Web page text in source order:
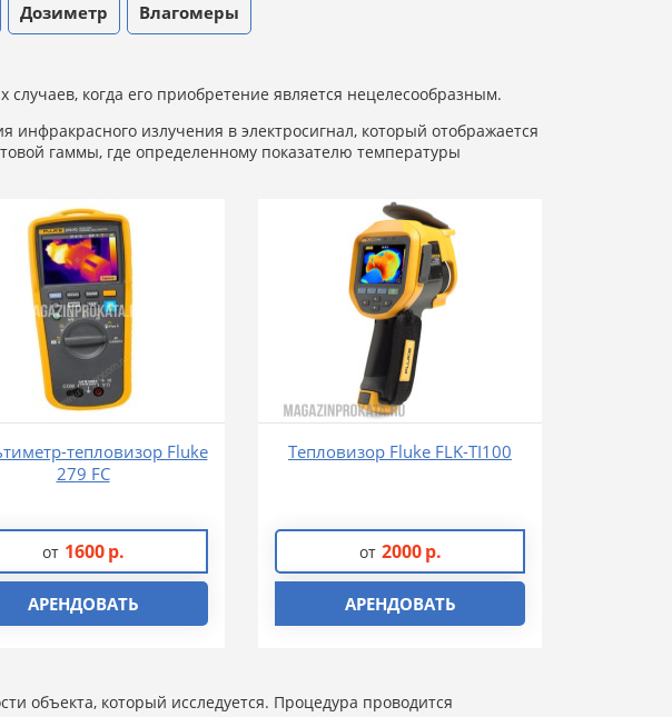
Дозиметр Влагомеры
когда его приобретение является нецелесообразным.
инфракрасного излучения в электросигнал, который отображается
гаммы, где определенному показателю температуры
тепловизор Fluke
279 FC
от 1600 р.
АРЕНДОВАТЬ
Тепловизор Fluke FLK-TI100
от 2000 р.
АРЕНДОВАТЬ
объекта, который исследуется. Процедура проводится